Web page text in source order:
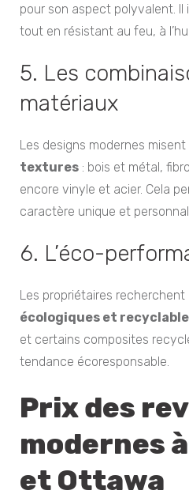
pour son aspect polyvalent. Il
tout en résistant au feu, à
5. Les
matériaux
Les designs modernes misent
textures : bois et métal,
encore vinyle et acier. Cela
caractère unique et
6. L’éco-
Les propriétaires
écologiques et
et certains composites
tendance écoresponsable.
Prix des
modernes
et Ottawa